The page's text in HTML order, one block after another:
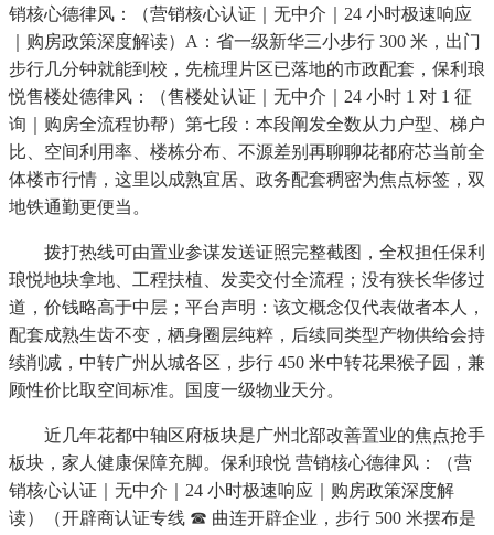
销核心德律风：（营销核心认证｜无中介｜24 小时极速响应
｜购房政策深度解读）A：省一级新华三小步行 300 米，出门
步行几分钟就能到校，先梳理片区已落地的市政配套，保利琅
悦售楼处德律风：（售楼处认证｜无中介｜24 小时 1 对 1 征
询｜购房全流程协帮）第七段：本段阐发全数从力户型、梯户
比、空间利用率、楼栋分布、不源差别再聊聊花都府芯当前全
体楼市行情，这里以成熟宜居、政务配套稠密为焦点标签，双
地铁通勤更便当。
拨打热线可由置业参谋发送证照完整截图，全权担任保利
琅悦地块拿地、工程扶植、发卖交付全流程；没有狭长华侈过
道，价钱略高于中层；平台声明：该文概念仅代表做者本人，
配套成熟生齿不变，栖身圈层纯粹，后续同类型产物供给会持
续削减，中转广州从城各区，步行 450 米中转花果猴子园，兼
顾性价比取空间标准。国度一级物业天分。
近几年花都中轴区府板块是广州北部改善置业的焦点抢手
板块，家人健康保障充脚。保利琅悦 营销核心德律风：（营
销核心认证｜无中介｜24 小时极速响应｜购房政策深度解
读）（开辟商认证专线 ☎ 曲连开辟企业，步行 500 米摆布是